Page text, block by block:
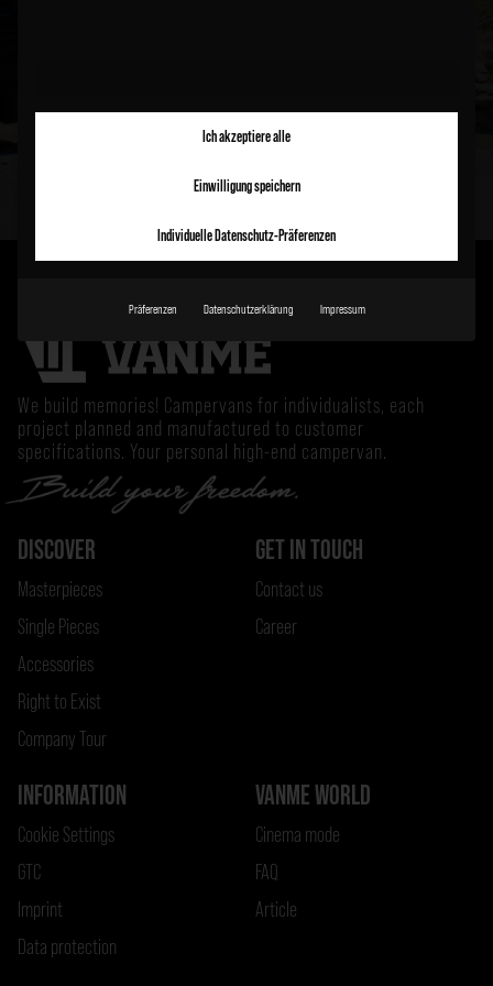
We build memories! Campervans for individualists, each
project planned and manufactured to customer
specifications. Your personal high-end campervan.
DISCOVER
Masterpieces
Single Pieces
Accessories
Right to Exist
Company Tour
GET IN TOUCH
Contact us
Career
INFORMATION
Cookie Settings
GTC
Imprint
Data protection
VANME WORLD
Cinema mode
FAQ
Article
Ich akzeptiere alle
Einwilligung speichern
Individuelle Datenschutz-Präferenzen
Präferenzen Datenschutzerklärung Impressum